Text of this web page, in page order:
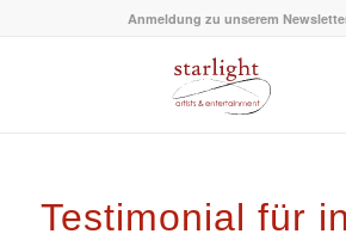
Anmeldung zu unserem
Testimonial für